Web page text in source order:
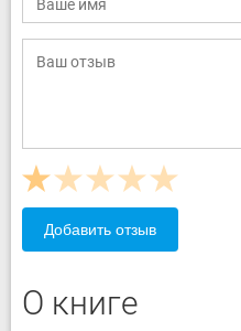
Добавить отзыв
О книге